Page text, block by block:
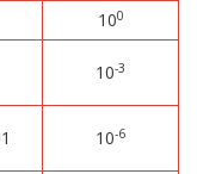
100
10-3
10-6